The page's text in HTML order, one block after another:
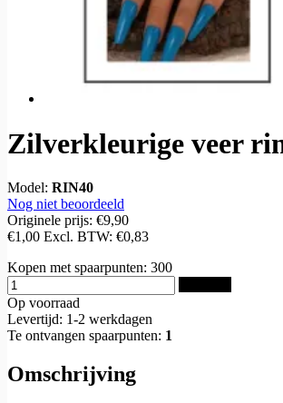
Zilverkleurige veer
Model: RIN40
Nog niet beoordeeld
Originele prijs: €9,90
€1,00 Excl. BTW: €0,83
Kopen met spaarpunten: 300
Op voorraad
Levertijd: 1-2 werkdagen
Te ontvangen spaarpunten: 1
Omschrijving